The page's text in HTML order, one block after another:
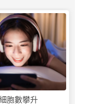
胞數攀升